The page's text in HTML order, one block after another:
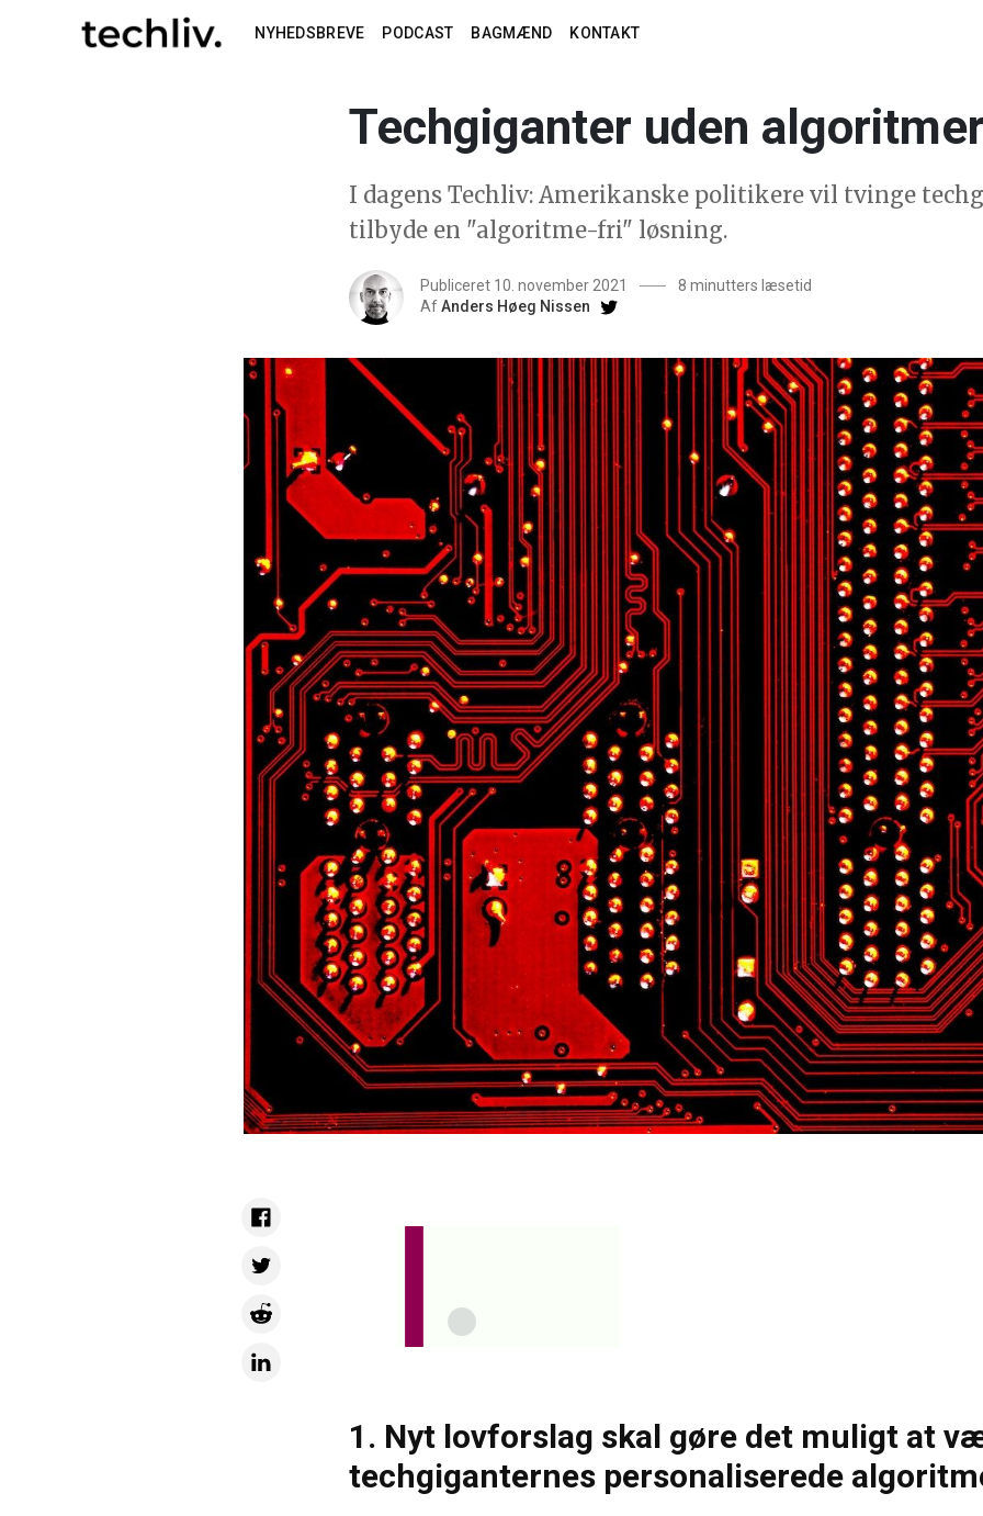
NYHEDSBREVE PODCAST BAGMÆND KONTAKT
Techgiganter uden
I dagens Techliv: Amerikanske politikere vil tvinge
tilbyde en "algoritme-fri" løsning.
Publiceret 10. november 2021
8 minutters læsetid
AfAnders Høeg Nissen
1. Nyt lovforslag skal gøre det muligt at
techgiganternes personaliserede